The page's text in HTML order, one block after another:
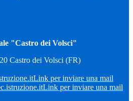
"Castro dei Volsci"
Castro dei Volsci (FR)
Link per inviare una mail
Link per inviare una mail